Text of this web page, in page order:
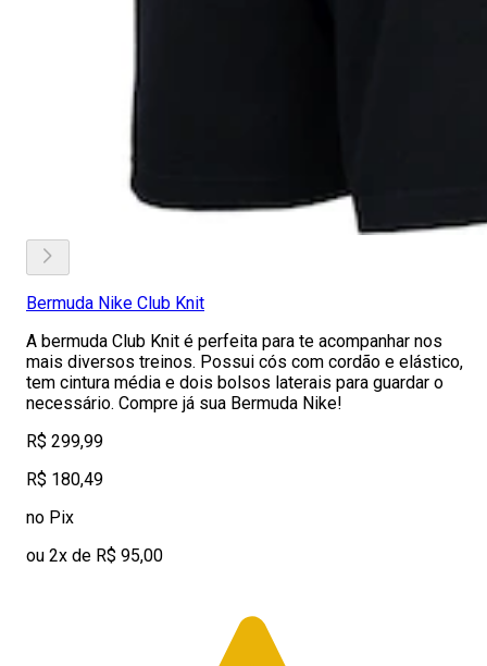
Bermuda Nike Club Knit
A bermuda Club Knit é perfeita para te acompanhar nos
mais diversos treinos. Possui cós com cordão e elástico,
tem cintura média e dois bolsos laterais para guardar o
necessário. Compre já sua Bermuda Nike!
R$ 299,99
R$ 180,49
no Pix
ou 2x de R$ 95,00